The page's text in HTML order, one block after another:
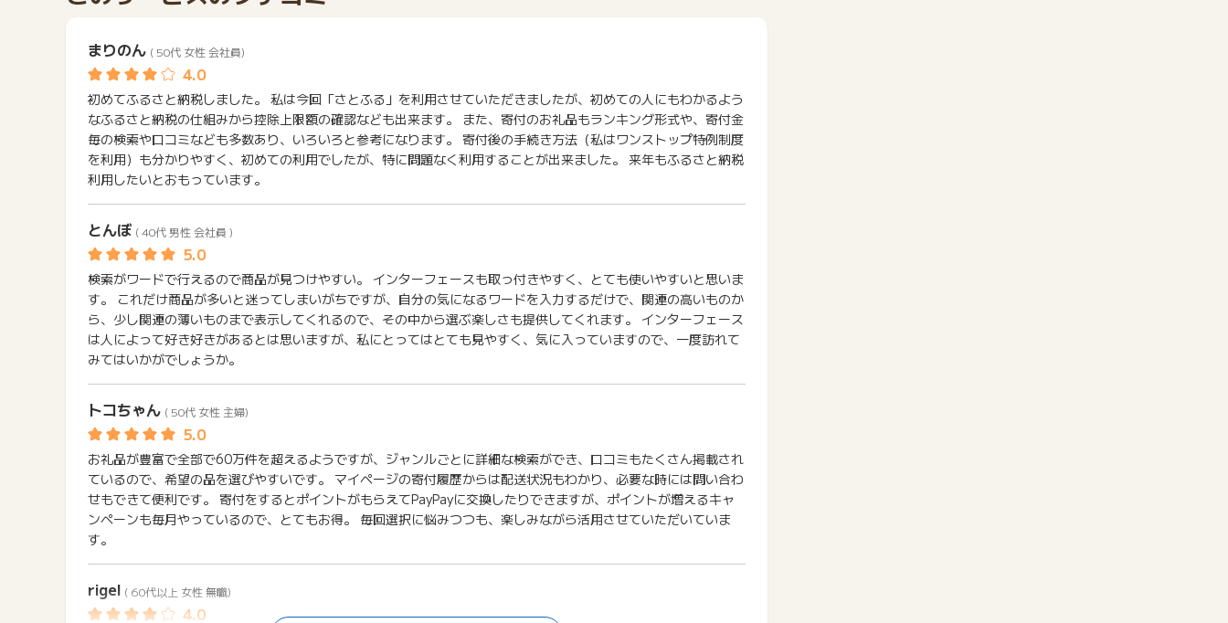
まりのん ( 50代 女性 会社員)
初めてふるさと納税しました。 私は今回「さとふる」を利用させていただきましたが、初めての人にもわかるよう
なふるさと納税の仕組みから控除上限額の確認なども出来ます。 また、寄付のお礼品もランキング形式や、寄付金
毎の検索や口コミなども多数あり、いろいろと参考になります。 寄付後の手続き方法（私はワンストップ特例制度
を利用）も分かりやすく、初めての利用でしたが、特に問題なく利用することが出来ました。 来年もふるさと納税
利用したいとおもっています。
とんぼ ( 40代 男性 会社員 )
検索がワードで行えるので商品が見つけやすい。 インターフェースも取っ付きやすく、とても使いやすいと思いま
す。 これだけ商品が多いと迷ってしまいがちですが、自分の気になるワードを入力するだけで、関連の高いものか
ら、少し関連の薄いものまで表示してくれるので、その中から選ぶ楽しさも提供してくれます。 インターフェース
は人によって好き好きがあるとは思いますが、私にとってはとても見やすく、気に入っていますので、一度訪れて
みてはいかがでしょうか。
トコちゃん ( 50代 女性 主婦)
お礼品が豊富で全部で60万件を超えるようですが、ジャンルごとに詳細な検索ができ、口コミもたくさん掲載され
ているので、希望の品を選びやすいです。 マイページの寄付履歴からは配送状況もわかり、必要な時には問い合わ
せもできて便利です。 寄付をするとポイントがもらえてPayPayに交換したりできますが、ポイントが増えるキャ
ンペーンも毎月やっているので、とてもお得。 毎回選択に悩みつつも、楽しみながら活用させていただいていま
す。
rigel ( 60代以上 女性 無職)